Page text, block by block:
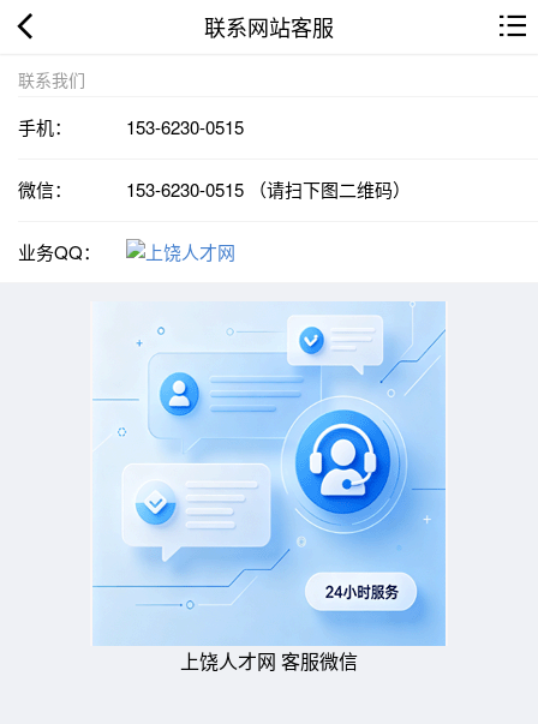
联系网站客服
联系我们
手机： 153-6230-0515
微信： 153-6230-0515 （请扫下图二维码）
业务QQ：
上饶人才网 客服微信